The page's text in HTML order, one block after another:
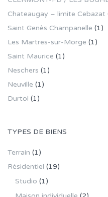
Chateaugay – limite Cebazat
Saint Genès Champanelle (1)
Les Martres-sur-Morge (1)
Saint Maurice (1)
Neschers (1)
Neuville (1)
Durtol (1)
TYPES DE BIENS
Terrain (1)
Résidentiel (19)
Studio (1)